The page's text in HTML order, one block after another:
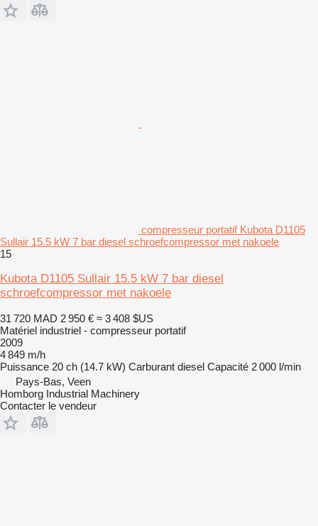
compresseur portatif Kubota D1105
Sullair 15.5 kW 7 bar diesel schroefcompressor met nakoele
15
Kubota D1105 Sullair 15.5 kW 7 bar diesel
schroefcompressor met nakoele
31 720 MAD 2 950 € ≈ 3 408 $US
Matériel industriel - compresseur portatif
2009
4 849 m/h
Puissance 20 ch (14.7 kW) Carburant diesel Capacité 2 000 l/min
Pays-Bas, Veen
Homborg Industrial Machinery
Contacter le vendeur